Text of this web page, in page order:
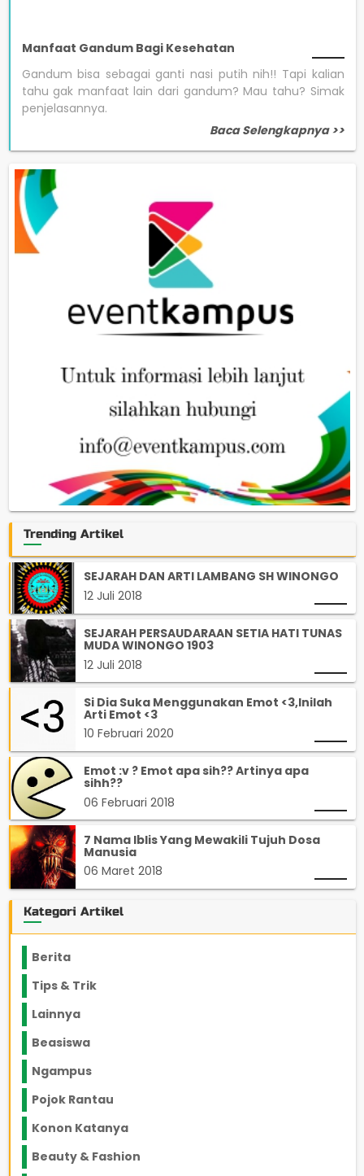
Manfaat Gandum Bagi Kesehatan
Gandum bisa sebagai ganti nasi putih nih!! Tapi kalian
tahu gak manfaat lain dari gandum? Mau tahu? Simak
penjelasannya.
Baca Selengkapnya >>
Trending Artikel
SEJARAH DAN ARTI LAMBANG SH WINONGO
12 Juli 2018
SEJARAH PERSAUDARAAN SETIA HATI TUNAS
MUDA WINONGO 1903
12 Juli 2018
Si Dia Suka Menggunakan Emot <3,Inilah
Arti Emot <3
10 Februari 2020
Emot :v ? Emot apa sih?? Artinya apa
sihh??
06 Februari 2018
7 Nama Iblis Yang Mewakili Tujuh Dosa
Manusia
06 Maret 2018
Kategori Artikel
Berita
Tips & Trik
Lainnya
Beasiswa
Ngampus
Pojok Rantau
Konon Katanya
Beauty & Fashion